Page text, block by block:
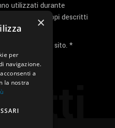
utilizzati durante
e per altri scopi descritti
policy del sito. *
×
per
navigazione.
a
la nostra